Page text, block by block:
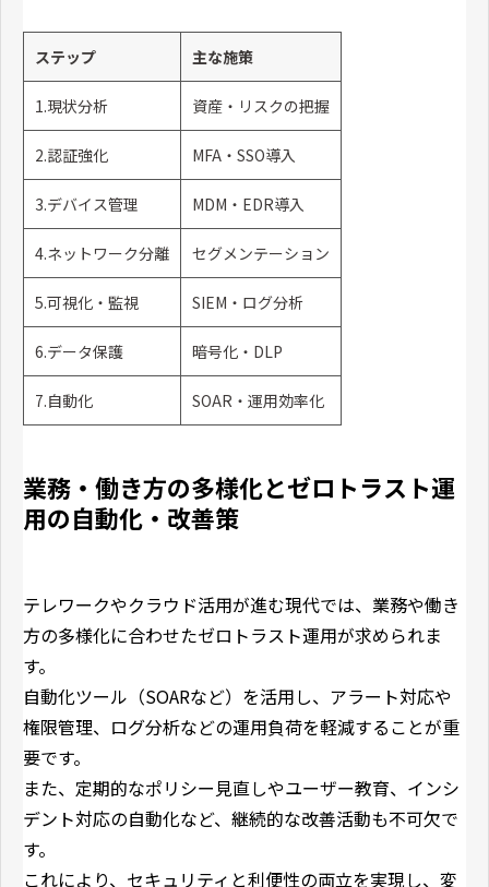
ステップ 主な施策
1.現状分析 資産・リスクの把握
2.認証強化 MFA・SSO導入
3.デバイス管理 MDM・EDR導入
4.ネットワーク分離 セグメンテーション
5.可視化・監視 SIEM・ログ分析
6.データ保護 暗号化・DLP
7.自動化 SOAR・運用効率化
業務・働き方の多様化とゼロトラスト運
用の自動化・改善策
テレワークやクラウド活用が進む現代では、業務や働き
方の多様化に合わせたゼロトラスト運用が求められま
す。
自動化ツール（SOARなど）を活用し、アラート対応や
権限管理、ログ分析などの運用負荷を軽減することが重
要です。
また、定期的なポリシー見直しやユーザー教育、インシ
デント対応の自動化など、継続的な改善活動も不可欠で
す。
これにより、セキュリティと利便性の両立を実現し、変